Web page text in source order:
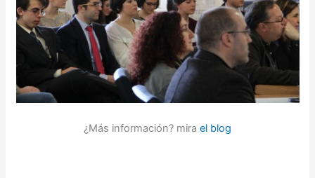
¿Más información? mira el blog